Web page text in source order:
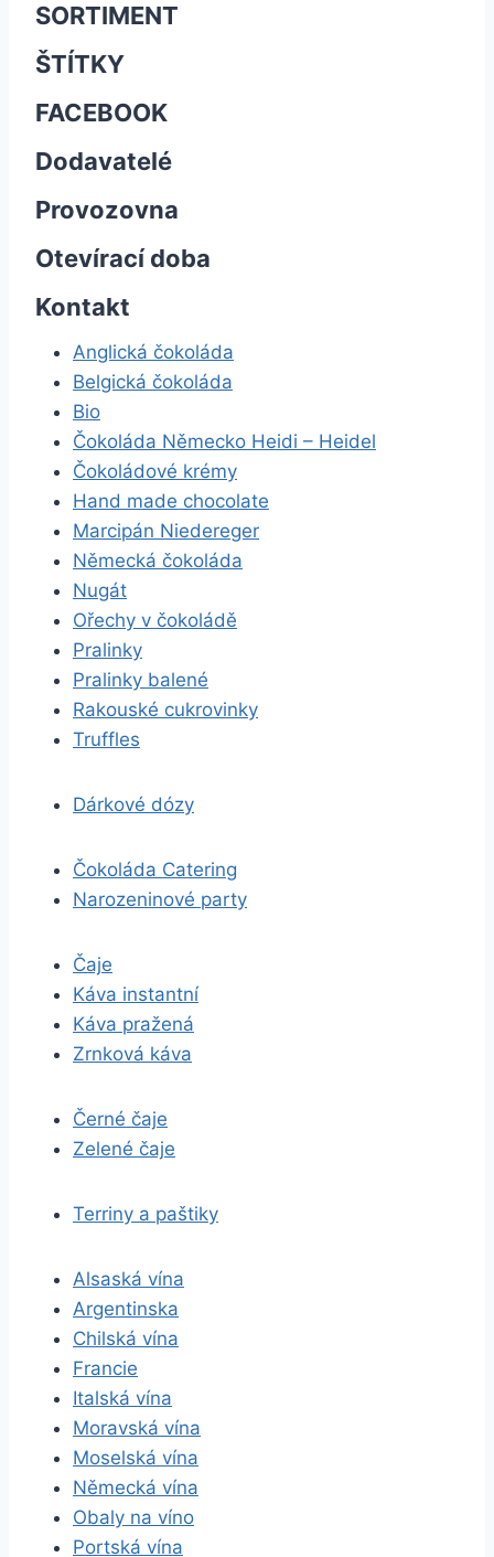
SORTIMENT
ŠTÍTKY
FACEBOOK
Dodavatelé
Provozovna
Otevírací doba
Kontakt
Anglická čokoláda
Belgická čokoláda
Bio
Čokoláda Německo Heidi – Heidel
Čokoládové krémy
Hand made chocolate
Marcipán Niedereger
Německá čokoláda
Nugát
Ořechy v čokoládě
Pralinky
Pralinky balené
Rakouské cukrovinky
Truffles
Dárkové dózy
Čokoláda Catering
Narozeninové party
Čaje
Káva instantní
Káva pražená
Zrnková káva
Černé čaje
Zelené čaje
Terriny a paštiky
Alsaská vína
Argentinska
Chilská vína
Francie
Italská vína
Moravská vína
Moselská vína
Německá vína
Obaly na víno
Portská vína